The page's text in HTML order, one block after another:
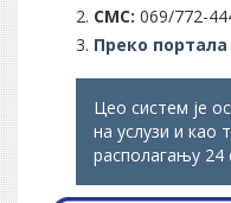
СМС: 069/772-
Преко
Цео систем је
на услузи и као
располагању 24